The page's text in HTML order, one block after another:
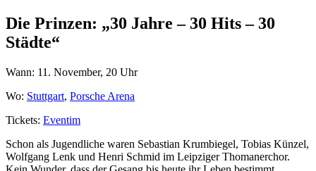
Die Prinzen: „30 Jahre – 30 Hits – 30
Städte“
Wann: 11. November, 20 Uhr
Wo: Stuttgart, Porsche Arena
Tickets: Eventim
Schon als Jugendliche waren Sebastian Krumbiegel, Tobias Künzel,
Wolfgang Lenk und Henri Schmid im Leipziger Thomanerchor.